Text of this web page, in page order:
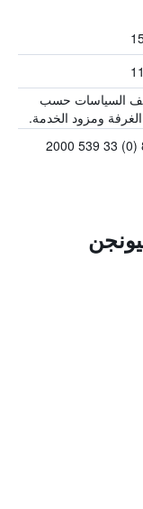
السياسات حسب
ومزود الخدمة.